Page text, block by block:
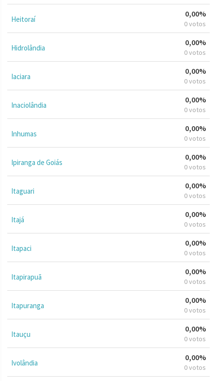
Heitoraí
0,00%
0 votos
Hidrolândia
0,00%
0 votos
Iaciara
0,00%
0 votos
Inaciolândia
0,00%
0 votos
Inhumas
0,00%
0 votos
Ipiranga de Goiás
0,00%
0 votos
Itaguari
0,00%
0 votos
Itajá
0,00%
0 votos
Itapaci
0,00%
0 votos
Itapirapuã
0,00%
0 votos
Itapuranga
0,00%
0 votos
Itauçu
0,00%
0 votos
Ivolândia
0,00%
0 votos